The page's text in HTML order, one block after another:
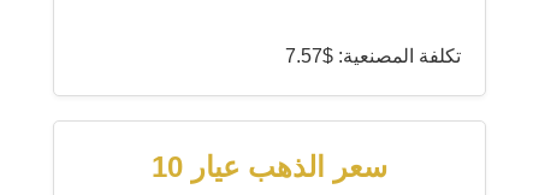
تكلفة المصنعية: $7.57
سعر الذهب عيار 10